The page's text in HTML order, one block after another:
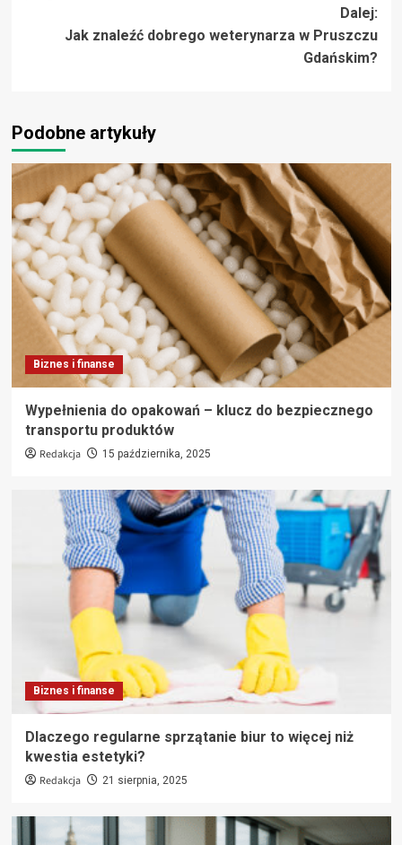
Dalej:
Jak znaleźć dobrego weterynarza w Pruszczu
Gdańskim?
Podobne artykuły
Biznes i finanse
Wypełnienia do opakowań – klucz do bezpiecznego
transportu produktów
Redakcja 15 października, 2025
Biznes i finanse
Dlaczego regularne sprzątanie biur to więcej niż
kwestia estetyki?
Redakcja 21 sierpnia, 2025